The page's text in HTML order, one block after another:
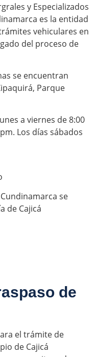
y Especializados
es la entidad
vehiculares en
del proceso de
se encuentran
Parque
a viernes de 8:00
Los días sábados
se
de Cajicá
de
el trámite de
de Cajicá